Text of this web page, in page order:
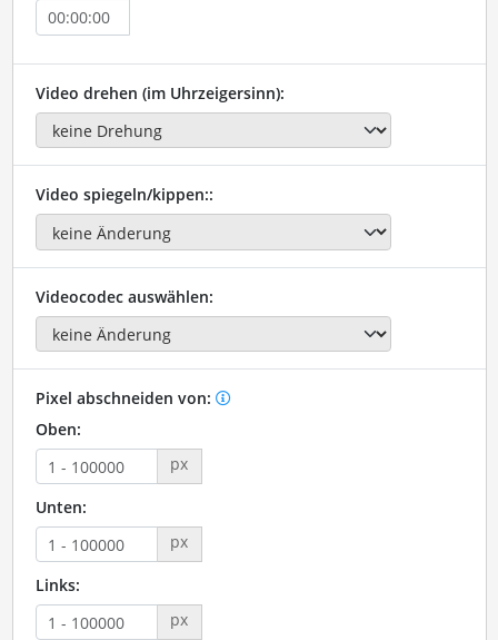
Video drehen (im Uhrzeigersinn):
Video spiegeln/kippen::
Videocodec auswählen:
Pixel abschneiden von:
Oben:
px
Unten:
px
Links:
px